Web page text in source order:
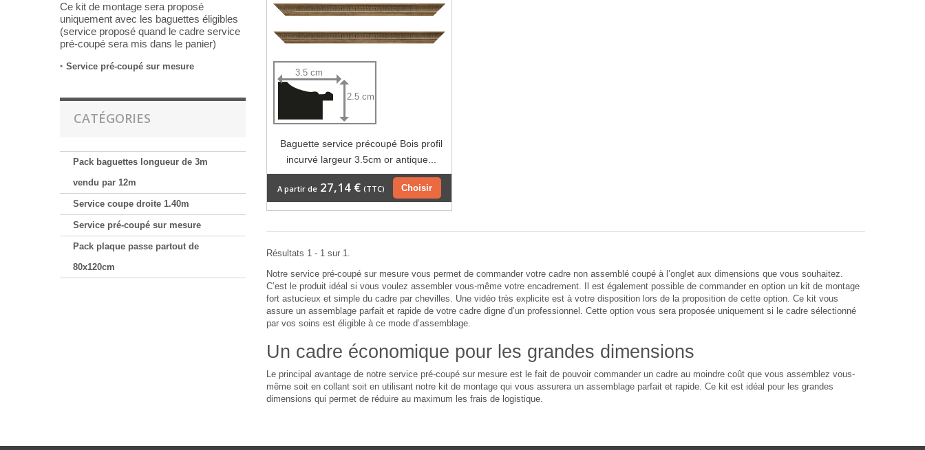
Ce kit de montage sera proposé
uniquement avec les baguettes éligibles
(service proposé quand le cadre service
pré-coupé sera mis dans le panier)
‣ Service pré-coupé sur mesure
CATÉGORIES
Pack baguettes longueur de 3m
vendu par 12m
Service coupe droite 1.40m
Service pré-coupé sur mesure
Pack plaque passe partout de
80x120cm
3.5 cm
2.5 cm
Baguette service précoupé Bois profil
incurvé largeur 3.5cm or antique...
Choisir
A partir de 27,14 € (TTC)
Résultats 1 - 1 sur 1.
Notre service pré-coupé sur mesure vous permet de commander votre cadre non assemblé coupé à l’onglet aux dimensions que vous souhaitez.
C’est le produit idéal si vous voulez assembler vous-même votre encadrement. Il est également possible de commander en option un kit de montage
fort astucieux et simple du cadre par chevilles. Une vidéo très explicite est à votre disposition lors de la proposition de cette option. Ce kit vous
assure un assemblage parfait et rapide de votre cadre digne d’un professionnel. Cette option vous sera proposée uniquement si le cadre sélectionné
par vos soins est éligible à ce mode d’assemblage.
Un cadre économique pour les grandes dimensions
Le principal avantage de notre service pré-coupé sur mesure est le fait de pouvoir commander un cadre au moindre coût que vous assemblez vous-
même soit en collant soit en utilisant notre kit de montage qui vous assurera un assemblage parfait et rapide. Ce kit est idéal pour les grandes
dimensions qui permet de réduire au maximum les frais de logistique.